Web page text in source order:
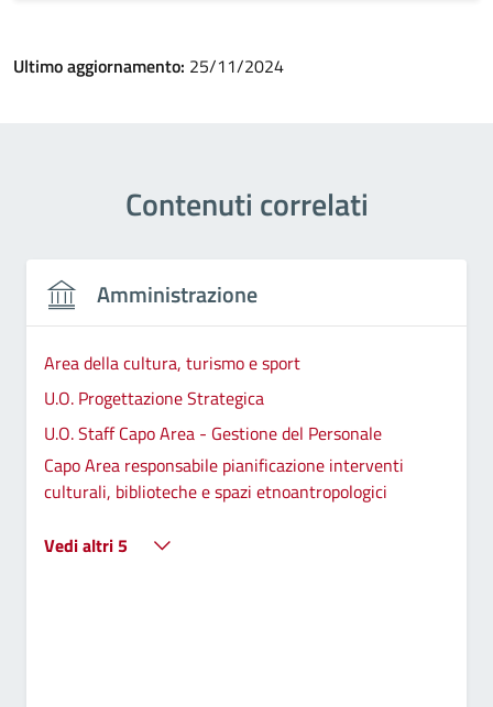
Ultimo aggiornamento: 25/11/2024
Contenuti correlati
Amministrazione
Area della cultura, turismo e sport
U.O. Progettazione Strategica
U.O. Staff Capo Area - Gestione del Personale
Capo Area responsabile pianificazione interventi
culturali, biblioteche e spazi etnoantropologici
Vedi altri 5